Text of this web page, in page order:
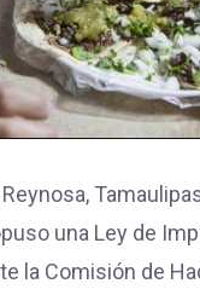
una Ley de
la Comisión de